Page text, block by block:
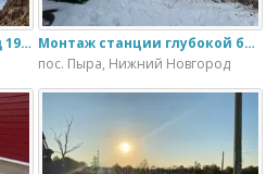
Монтаж Погреба - Тингард 1900
Монтаж станции глубокой биологической очистки ИталБио - 5 с колодцем дренажным для слива воды
пос. Пыра, Нижний Новгород